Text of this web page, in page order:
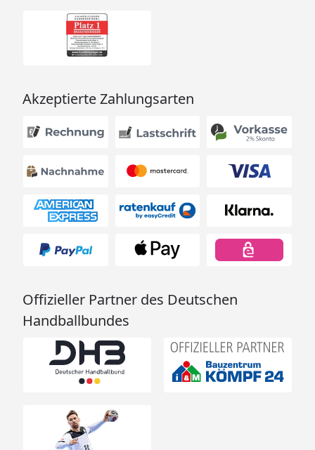
Akzeptierte Zahlungsarten
Offizieller Partner des Deutschen
Handballbundes